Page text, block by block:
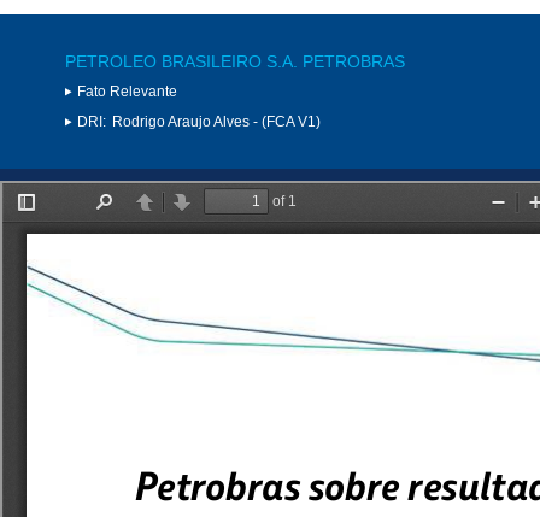
PETROLEO BRASILEIRO S.A. PETROBRAS
Fato Relevante
DRI: Rodrigo Araujo Alves - (FCA V1)